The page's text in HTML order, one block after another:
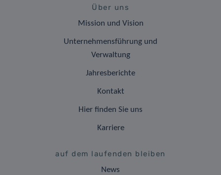
Über uns
Mission und Vision
Unternehmensführung und
Verwaltung
Jahresberichte
Kontakt
Hier finden Sie uns
Karriere
auf dem laufenden bleiben
News